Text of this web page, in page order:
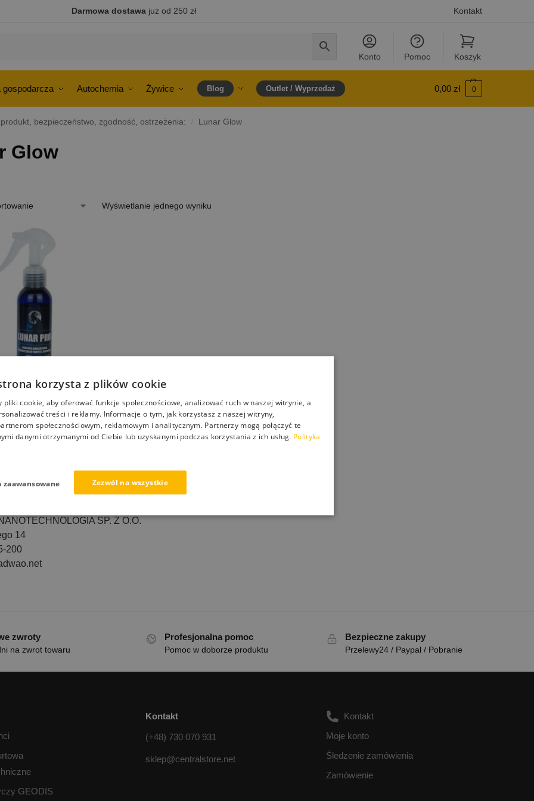
Darmowa dostawajuż od 250 zł Kontakt
Konto Pomoc Koszyk
gospodarcza Autochemia Żywice Blog Outlet / Wyprzedaż 0,00 zł 0
bezpieczeństwo, zgodność, ostrzeżenia: / Lunar Glow
Glow
Wyświetlanie jednego wyniku
Wyprzedany
powłoka odblaskowa
reflektorów na
odzież
SP. Z O.O.
14
200
zwroty
na zwrot towaru
Profesjonalna pomoc
Pomoc w doborze produktu
Bezpieczne zakupy
Przelewy24 / Paypal / Pobranie
GEODIS
Kontakt
(+48) 730 070 931
sklep@centralstore.net
Kontakt
Moje konto
Śledzenie zamówienia
Zamówienie
korzysta z plików cookie
pliki cookie, aby oferować funkcje społecznościowe, analizować ruch w naszej witrynie, a
treści i reklamy. Informacje o tym, jak korzystasz z naszej witryny,
społecznościowym, reklamowym i analitycznym. Partnerzy mogą połączyć te
danymi otrzymanymi od Ciebie lub uzyskanymi podczas korzystania z ich usług. Polityka
Zezwól na wszystkie